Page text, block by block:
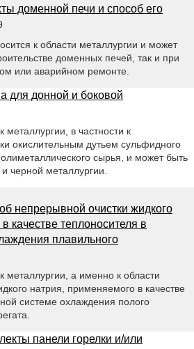
доменной печи и способ его
к области металлургии и может
доменных печей, так и при
или аварийном ремонте.
для донной и боковой
металлургии, в частности к
окислительным дутьем сульфидного
сырья, и может быть
черной металлургии.
непрерывной очистки жидкого
качестве теплоносителя в
плавильного
металлургии, а именно к области
натрия, применяемого в качестве
системе охлаждения полого
панели горелки и/или